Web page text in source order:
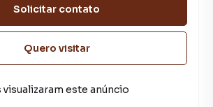
Solicitar contato
Quero visitar
visualizaram este anúncio